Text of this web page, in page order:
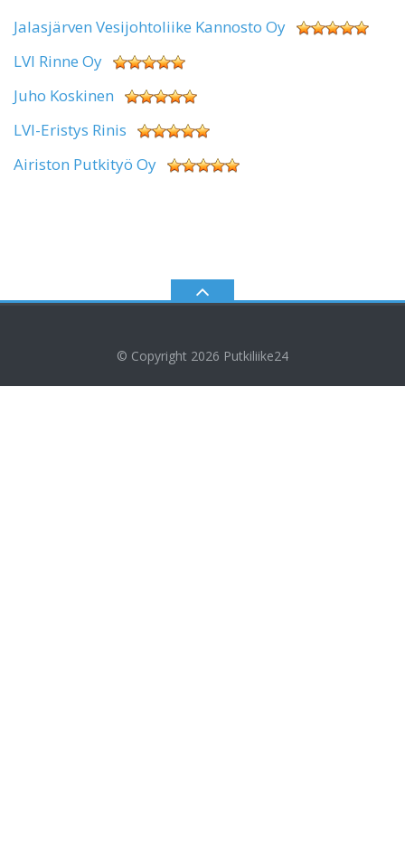
Jalasjärven Vesijohtoliike Kannosto Oy
LVI Rinne Oy
Juho Koskinen
LVI-Eristys Rinis
Airiston Putkityö Oy
© Copyright 2026 Putkiliike24